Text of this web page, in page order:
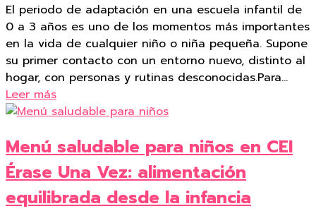
El periodo de adaptación en una escuela infantil de
0 a 3 años es uno de los momentos más importantes
en la vida de cualquier niño o niña pequeña. Supone
su primer contacto con un entorno nuevo, distinto al
hogar, con personas y rutinas desconocidas.Para…
Leer más
Menú saludable para niños en CEI
Érase Una Vez: alimentación
equilibrada desde la infancia